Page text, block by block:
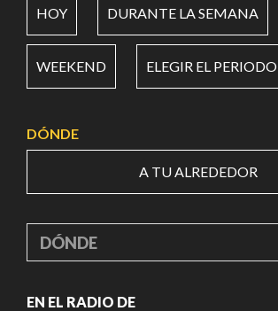
HOY DURANTE LA SEMANA
WEEKEND ELEGIR EL PERIODO
DÓNDE
A TU ALREDEDOR
DÓNDE
EN EL RADIO DE